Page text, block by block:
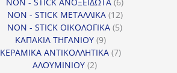
προϊόντα
NON - STICK ΜΕΤΑΛΛΙΚΑ 1212
προϊόντα
NON - STICK ΟΙΚΟΛΟΓΙΚΑ 55
ΚΑΠΑΚΙΑ ΤΗΓΑΝΙΟΥ 99
προϊόντα
ΚΕΡΑΜΙΚΑ ΑΝΤΙΚΟΛΛΗΤΙΚΑ 77
ΑΛΟΥΜΙΝΙΟΥ 22